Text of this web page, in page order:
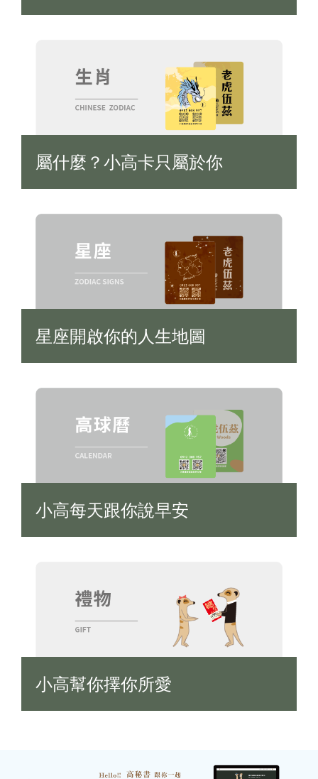
屬什麼？小高卡只屬於你
星座開啟你的人生地圖
小高每天跟你說早安
小高幫你擇你所愛